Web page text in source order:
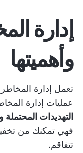
إدارة
وأهميتها
عمليات إدارة
التهديدات المحتملة
فهي تمكنك من
تتفاقم.